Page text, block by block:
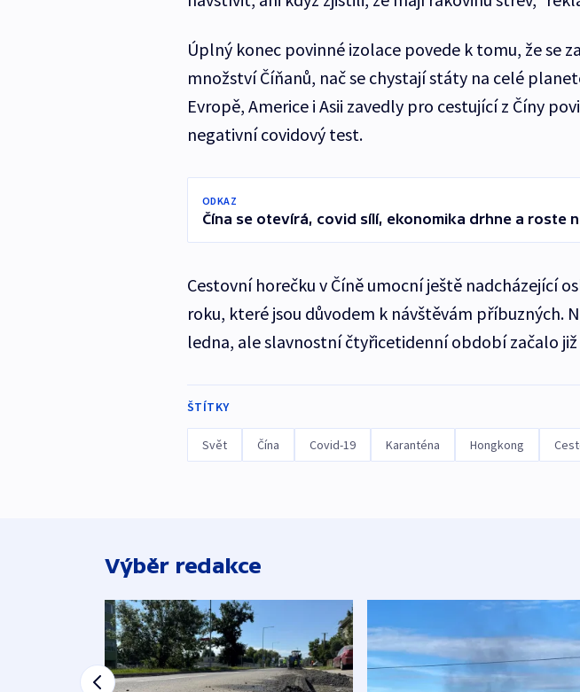
Úplný konec povinné izolace povede k tomu, že se
množství Číňanů, nač se chystají státy na celé
Evropě, Americe i Asii zavedly pro cestující z Číny
negativní covidový test.
ODKAZ
Čína se otevírá, covid sílí, ekonomika drhne a roste
Cestovní horečku v Číně umocní ještě nadcházející
roku, které jsou důvodem k návštěvám příbuzných.
ledna, ale slavnostní čtyřicetidenní období začalo
ŠTÍTKY
Svět Čína Covid-19 Karanténa Hongkong
Výběr redakce